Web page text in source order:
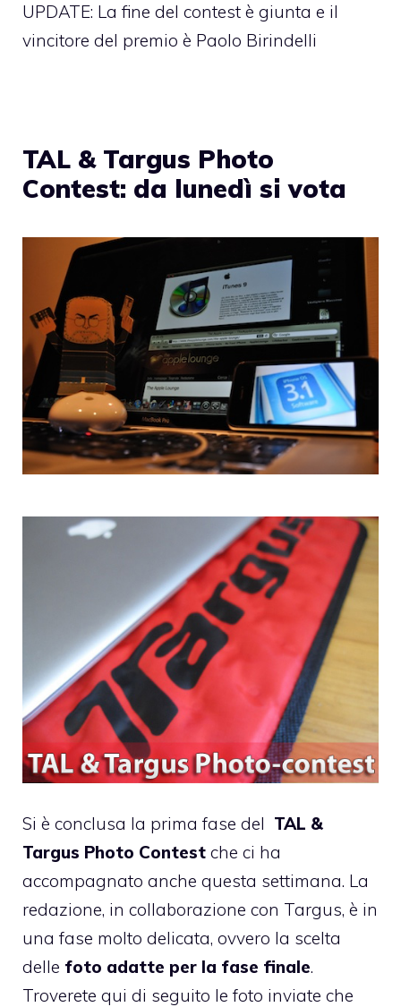
UPDATE: La fine del contest è giunta e il
vincitore del premio è Paolo Birindelli
TAL & Targus Photo
Contest: da lunedì si vota
Si è conclusa la prima fase del TAL &
Targus Photo Contest che ci ha
accompagnato anche questa settimana. La
redazione, in collaborazione con Targus, è in
una fase molto delicata, ovvero la scelta
delle foto adatte per la fase finale.
Troverete qui di seguito le foto inviate che